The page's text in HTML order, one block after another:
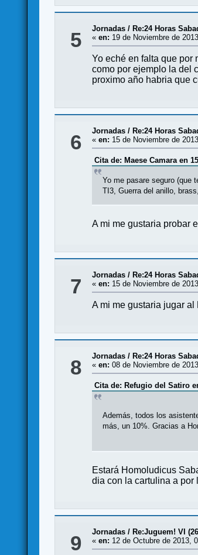
5 Jornadas / Re:24 Horas
«en: 19 de Noviembre de
Yo eché en falta que por
como por ejemplo la del
proximo año habria que
6 Jornadas / Re:24 Horas
«en: 15 de Noviembre de
Cita de: Maese Camara en
Yo me pasare seguro (que
TI3, Guerra del anillo,
A mi me gustaria probar
7 Jornadas / Re:24 Horas
«en: 15 de Noviembre de
A mi me gustaria jugar
8 Jornadas / Re:24 Horas
«en: 08 de Noviembre de
Cita de: Refugio del Satiro
Además, todos los
más, un 10%. Gracias a
Estará Homoludicus
dia con la cartulina a por
9 Jornadas /Re:Juguem! VI
«en: 12 de Octubre de 2013,